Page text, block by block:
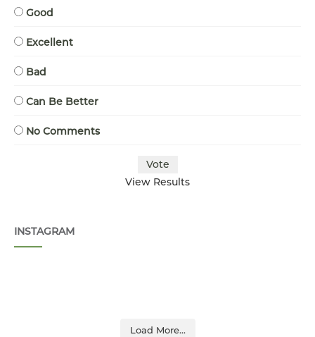
Good
Excellent
Bad
Can Be Better
No Comments
View Results
INSTAGRAM
Load More...